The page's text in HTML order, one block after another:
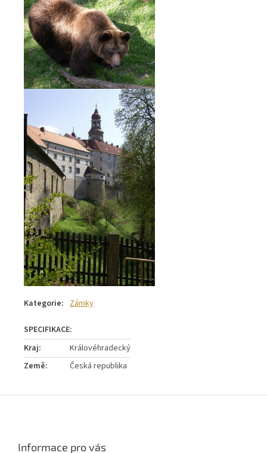
Kategorie: Zámky
Kraj:
Královéhradecký
Země: Česká republika
Informace pro vás